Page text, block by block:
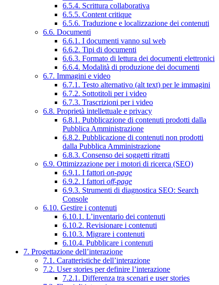
6.5.4. Scrittura collaborativa
6.5.5. Content critique
6.5.6. Traduzione e localizzazione dei contenuti
6.6. Documenti
6.6.1. I documenti vanno sul web
6.6.2. Tipi di documenti
6.6.3. Formato di lettura dei documenti elettronici
6.6.4. Modalità di produzione dei documenti
6.7. Immagini e video
6.7.1. Testo alternativo (alt text) per le immagini
6.7.2. Sottotitoli per i video
6.7.3. Trascrizioni per i video
6.8. Proprietà intellettuale e privacy
6.8.1. Pubblicazione di contenuti prodotti dalla
Pubblica Amministrazione
6.8.2. Pubblicazione di contenuti non prodotti
dalla Pubblica Amministrazione
6.8.3. Consenso dei soggetti ritratti
6.9. Ottimizzazione per i motori di ricerca (SEO)
6.9.1. I fattori on-page
6.9.2. I fattori off-page
6.9.3. Strumenti di diagnostica SEO: Search
Console
6.10. Gestire i contenuti
6.10.1. L’inventario dei contenuti
6.10.2. Revisionare i contenuti
6.10.3. Migrare i contenuti
6.10.4. Pubblicare i contenuti
7. Progettazione dell’interazione
7.1. Caratteristiche dell’interazione
7.2. User stories per definire l’interazione
7.2.1. Differenza tra scenari e user stories